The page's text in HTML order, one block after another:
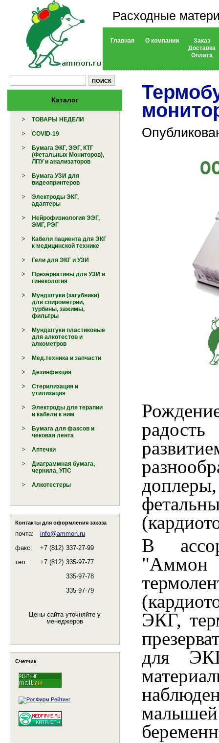
Расходные
Главная О компании
Заказ
Доставка
Оплата
Каталог
ТОВАРЫ НЕДЕЛИ
COVID-19
Бумага ЭКГ, ЭЭГ, КТГ
(Фетальных Мониторов),
ЛПУ и анализаторов
Бумага УЗИ для
видеопринтеров
Электроды ЭКГ,
адаптеры
Нейрофизиология ЭЭГ,
ЭМГ, РЭГ
Кабели пациента для ЭКГ
к медицинской технике
Гели для ЭКГ и УЗИ
Презервативы для УЗИ и
гинекология
Мундштуки (загубники)
для спирометрии,
турбины, зажимы,
фильтры
Мундштуки пластиковые
для алкотестов и
алкометров
Мед.техника и запчасти
Дезинфекция
Стерилизация и
утилизация
Электроды для терапии
и кабели к ним
Бумага для факсов и
чековая лента
Аптечки
Диаграммная бумага,
чернила, УПС
Алкотестеры
Контакты для оформления заказа
почта:
info@ammon.ru
факс:
+7 (812) 337-27-99
тел.:
+7 (812) 335-97-77
335-97-78
335-97-79
Цены сайта уточняйте у
менеджеров
Счетчик
В
"Аммон
ЭКГ,
для